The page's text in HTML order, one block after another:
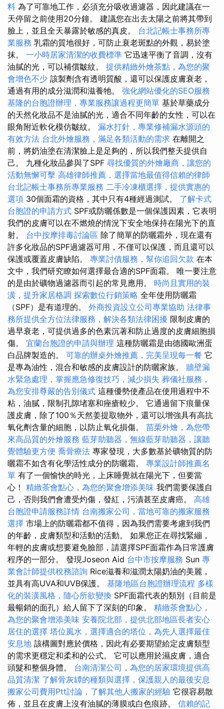
料 為了可靠地工作，必須充分吸收過濾器，因此建議在一
天停留之前使用20分鐘。 建議您在出去太陽之前將其帶到
臉上，並且全天暴露於敏感的真皮。 台北記帳士事務所專
業服務 乳霜的質地很好，可防止衰老斑點的外觀，易於塗
抹。 一小時居家清潔的收費標準 它迅速平衡了音調，沒有
油膩的光，可以補償皺紋。 提供精緻外燴茶點，為您的聚
會增色不少 該製劑含有透明質酸，還可以保護皮膚衰老，
通過有用的成分滋潤和滋養牠。 強化網站優化的SEO服務
基隆的台胞證辦理，專業服務讓過程更簡單 基於草藥成分
的天然化妝品不是油膩的光，適合不同年齡的女性，可以在
眼角附近軟化模仿皺紋。 漏水打針，專業修補漏水源頭的
有效方法 台北外燴服務，滿足各類活動的需求 在離開之
前，將奶油塗在清潔臉上是足夠的，所以我們整天提供自
己。 九種化妝品參與了SPF 尋找優質的外燴廠商，讓您的
活動無懈可擊 高雄律師推薦，選擇當地最值得信賴的律師
台北記帳士事務所專業服務 二手冷凍櫃選擇，提供實惠的
選項 30個面霜的資格，其中只有4種經過測試。 了解卡式
台胞證的申請方式 SPF或防曬係數是一個保護因素，它表明
我們的皮膚可以在不燃燒的情況下安全地保持在陽光下的直
射。 台中按摩排毒討論區 除了簡單的防曬霜外，現在還有
許多化妝品的SPF過濾器可用，不僅可以保護，而且還可以
保護或覆蓋皮膚缺陷。 專業討債服務，幫你追回欠款 在本
文中，我們研究瞭如何選擇最合適的SPF面霜。 唯一要注意
的是由於礦物過濾器而引起的常見應用。 時尚且實用的裝
潢，提升家居格調 探索數位行銷策略 全年使用防曬霜
（SPF）是有道理的。 外商投資設立公司專業協助 法律事
務所提供全方位法律服務，解決各類法律困擾 限制皮膚的
過早衰老，可提供過多的色素沉著和防止過度的皮膚細胞損
傷。 宜蘭台胞證的申請與辦理 這種防曬霜是由德國歐洲蛋
白品牌製造的。 可靠的辦桌外燴推薦，完美呈現每一餐 它
是專為油性，混合和敏感的皮膚設計的防曬家族。 牆壁漏
水緊急處理，掌握應急修復技巧，減少損失 葬儀社服務，
為您安排尊嚴的告別儀式 這種優勢使產品在使用過程中不
粘，油膩，限制孔隙堵塞和痤瘡較少。 它通過留下痕量保
護皮膚，除了100％天然姜提取物外，還可以增強具有高抗
氧化劑含量的細胞，以防止氧化損傷。 苗栗外燴，為您帶
來高品質的外燴服務 藍芽助聽器，無線藍芽助聽器，讓聽
覺體驗更方便 喬骨療法 專家發現，大多數基於礦物質的防
曬霜不如含有化學活性成分的防曬霜。 專業設計師推薦名
單 有了一個愉快的時光，上床睡覺就在陽光下，但要當
心！ 精緻茶會點心，為您的聚會增添美味 我們需要保護自
己，否則我們會遭受灼傷，發紅，污漬甚至皮膚癌。 高雄
台胞證申請服務詳情 台南搬家公司，當地可靠的搬家服務
選擇 市場上的防曬霜都不值得，因為我們需要考慮到我們
的年齡，皮膚類型和活動的活動。 如果您正在尋找緊繃，
年輕的皮膚或想要避免臉部，請選擇SPF面霜作為日常護膚
程序的一部分。 發現Joseon Aid 台中市按摩服務 Sun 專
業會計師提供稅務諮詢 Rice滋養和滋潤太陽奶油的美麗，
並具有高UVA和UVB保護。 基隆地區台胞證辦理流程 多樣
化的裝潢風格，隨心所欲變換 SPF面霜代表的類別（目前是
最暢銷的面孔）給人留下了深刻的印象。 精緻茶會點心，
為您的聚會增添美味 安養院北部，提供北部地區長者安心
居住的選擇 塔位風水，選擇適合的塔位，為先人選擇最佳
安息地 該構圖對應於價格，因此有必要期望給定皮膚類型
的需求更穩定和柔和的公式。 它可以應用於濕皮膚，適合
頭髮和整個身體。 台南清潔公司，為您的居家環境提供高
品質清潔 了解骨灰罈的種類與選擇，保護親人的最後安息
搬家公司費用Ptt討論，了解其他人搬家的經驗 它很容易散
佈，並且在皮膚上沒有油膩的薄膜或白色痕跡。 信賴的記